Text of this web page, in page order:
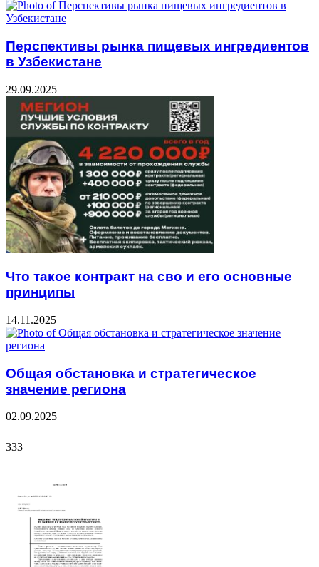
Перспективы рынка пищевых ингредиентов
в Узбекистане
29.09.2025
Что такое контракт на сво и его основные
принципы
14.11.2025
Общая обстановка и стратегическое
значение региона
02.09.2025
333